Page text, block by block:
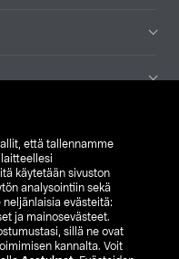
että tallennamme
käytetään sivuston
analysointiin sekä
neljänlaisia evästeitä:
ja mainosevästeet.
sillä ne ovat
kannalta. Voit
FI